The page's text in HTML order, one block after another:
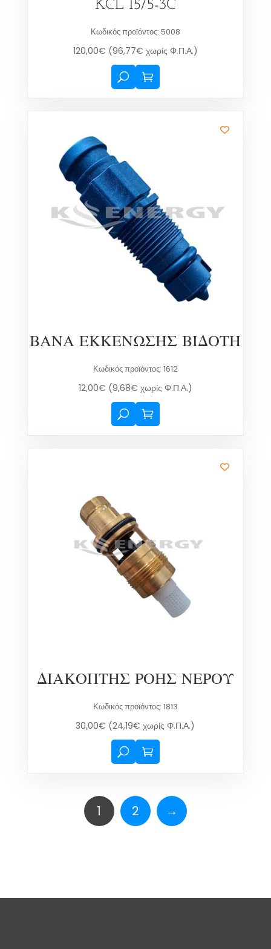
KCL 15/5-3C
Κωδικός προϊόντος: 5008
120,00€ (96,77€ χωρίς Φ.Π.Α.)
ΒΑΝΑ ΕΚΚΕΝΩΣΗΣ ΒΙΔΟΤΗ
Κωδικός προϊόντος: 1612
12,00€ (9,68€ χωρίς Φ.Π.Α.)
ΔΙΑΚΟΠΤΗΣ ΡΟΗΣ ΝΕΡΟΥ
Κωδικός προϊόντος: 1813
30,00€ (24,19€ χωρίς Φ.Π.Α.)
1 2 →